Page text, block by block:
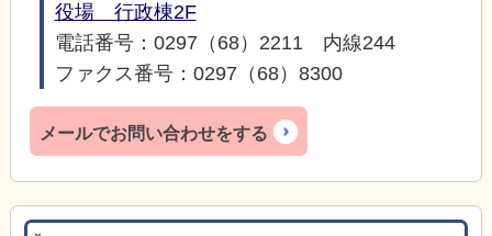
役場 行政棟2F
電話番号：0297（68）2211 内線244
ファクス番号：0297（68）8300
メールでお問い合わせをする